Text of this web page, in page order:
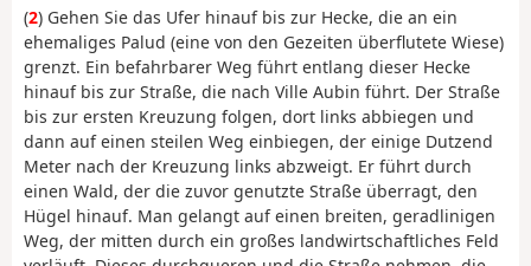
(2) Gehen Sie das Ufer hinauf bis zur Hecke, die an ein
ehemaliges Palud (eine von den Gezeiten überflutete Wiese)
grenzt. Ein befahrbarer Weg führt entlang dieser Hecke
hinauf bis zur Straße, die nach Ville Aubin führt. Der Straße
bis zur ersten Kreuzung folgen, dort links abbiegen und
dann auf einen steilen Weg einbiegen, der einige Dutzend
Meter nach der Kreuzung links abzweigt. Er führt durch
einen Wald, der die zuvor genutzte Straße überragt, den
Hügel hinauf. Man gelangt auf einen breiten, geradlinigen
Weg, der mitten durch ein großes landwirtschaftliches Feld